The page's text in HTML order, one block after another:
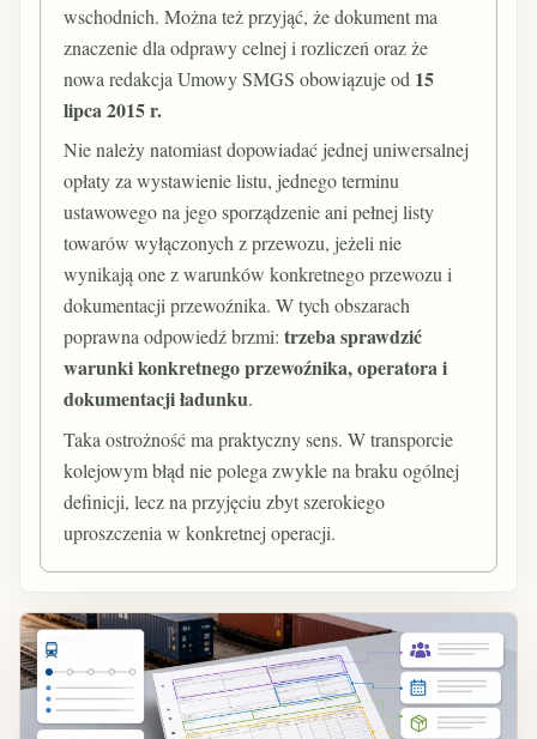
wschodnich. Można też przyjąć, że dokument ma
znaczenie dla odprawy celnej i rozliczeń oraz że
nowa redakcja Umowy SMGS obowiązuje od 15
lipca 2015 r.
Nie należy natomiast dopowiadać jednej uniwersalnej
opłaty za wystawienie listu, jednego terminu
ustawowego na jego sporządzenie ani pełnej listy
towarów wyłączonych z przewozu, jeżeli nie
wynikają one z warunków konkretnego przewozu i
dokumentacji przewoźnika. W tych obszarach
poprawna odpowiedź brzmi:trzeba sprawdzić
warunki konkretnego przewoźnika, operatora i
dokumentacji ładunku.
Taka ostrożność ma praktyczny sens. W transporcie
kolejowym błąd nie polega zwykle na braku ogólnej
definicji, lecz na przyjęciu zbyt szerokiego
uproszczenia w konkretnej operacji.